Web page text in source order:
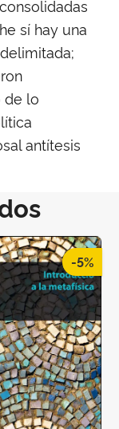
sí hay una
de lo
antítesis
-5%